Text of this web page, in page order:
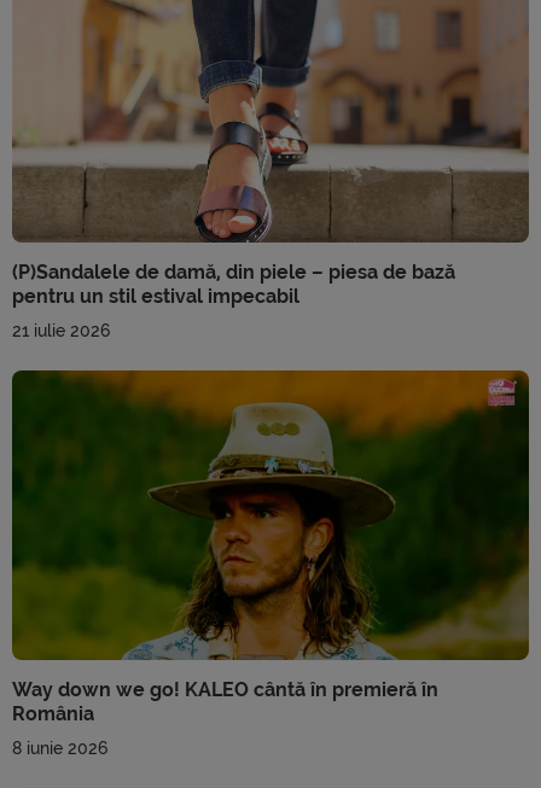
(P)Sandalele de damă, din piele – piesa de bază
pentru un stil estival impecabil
21 iulie 2026
Way down we go! KALEO cântă în premieră în
România
8 iunie 2026